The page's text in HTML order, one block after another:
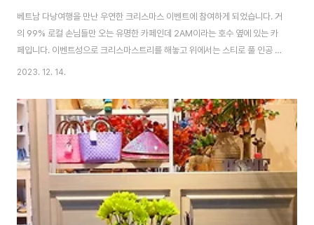
베트남 다낭여행을 만난 우연한 크리스마스 이벤트에 참여하게 되었습니다. 거
의 99% 로컬 손님들만 오는 유명한 카페인데 2AM이라는 호수 옆에 있는 카
페입니다. 이벤트성으로 크리스마스트리를 해놓고 위에서는 스티로 풀 인공 눈
을 뿌려주는데 눈을 보지 못한 베트남인들에게는 영원히 추억에 남을만한 이벤
한 멋진 의상들을 입고 카페를 찾았습니다. 다낭에서 아름다운 카페 10곳 중 한
곳으로 선정이 된 카페이기도 하는데 , 지리적인 위치가 여행객들은 전혀 찾지
않는 곳에 위치하고 있었습니다. 자신만의 추억을 만들기 위해 많은 아름다운
여성들이 이곳을 찾았는데 도대체 남성들은 왜 안 오는 것일까요?.ㅎㅎ 그럼,
크리스마스 이벤트 현장으로 출..
2023. 12. 14.